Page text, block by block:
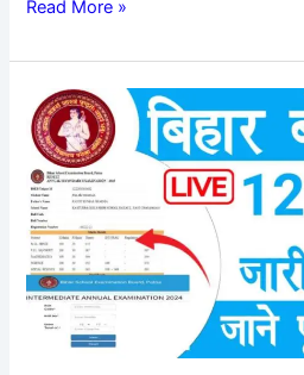
Read More »
Bihar
Board
12th
Result
2024
Live
Direct
Check
Download